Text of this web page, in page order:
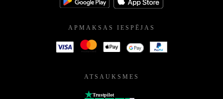
APMAKSAS IESPĒJAS
ATSAUKSMES
Trustpilot